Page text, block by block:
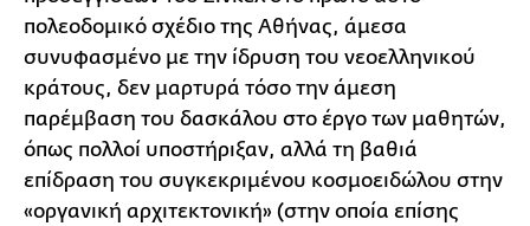
πολεοδομικό σχέδιο της Αθήνας, άμεσα
συνυφασμένο με την ίδρυση του νεοελληνικού
κράτους, δεν μαρτυρά τόσο την άμεση
παρέμβαση του δασκάλου στο έργο των μαθητών,
όπως πολλοί υποστήριξαν, αλλά τη βαθιά
επίδραση του συγκεκριμένου κοσμοειδώλου στην
«οργανική αρχιτεκτονική» (στην οποία επίσης